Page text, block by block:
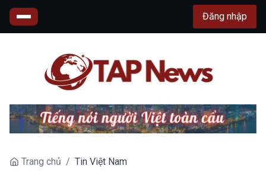
Đăng nhập
Trang chủ / Tin Việt Nam